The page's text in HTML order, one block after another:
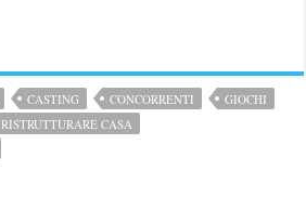
CASTING CONCORRENTI
GIOCHI
RISTRUTTURARE CASA